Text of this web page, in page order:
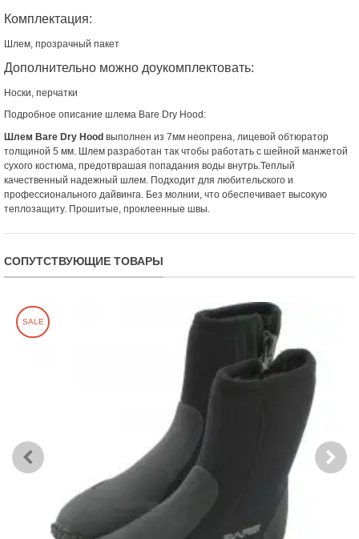
Комплектация:
Шлем, прозрачный пакет
Дополнительно можно доукомплектовать:
Носки, перчатки
Подробное описание шлема Bare Dry Hood:
Шлем Bare Dry Hood выполнен из 7мм неопрена, лицевой обтюратор
толщиной 5 мм. Шлем разработан так чтобы работать с шейной манжетой
сухого костюма, предотврашая попадания воды внутрь.Теплый
качественный надежный шлем. Подходит для любительского и
профессионального дайвинга. Без молнии, что обеспечивает высокую
теплозащиту. Прошитые, проклеенные швы.
СОПУТСТВУЮЩИЕ ТОВАРЫ
SALE